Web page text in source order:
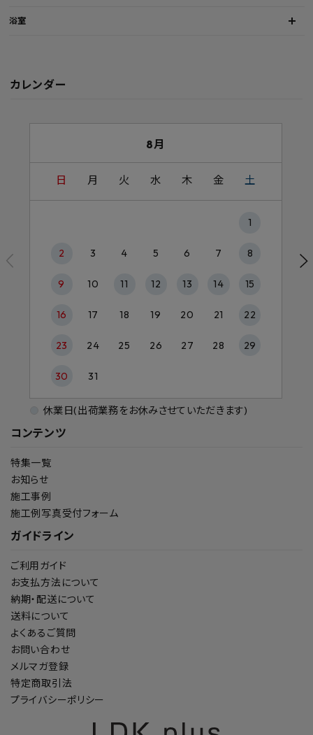
浴室
コンテンツ
特集一覧
お知らせ
施工事例
施工例写真受付フォーム
ガイドライン
ご利用ガイド
お支払方法について
納期・配送について
送料について
よくあるご質問
お問い合わせ
メルマガ登録
特定商取引法
プライバシーポリシー
カレンダー
8月
日 月 火 水 木 金 土
1
2 3 4 5 6 7 8
9 10 11 12 13 14 15
16 17 18 19 20 21 22
23 24 25 26 27 28 29
30 31
休業日(出荷業務をお休みさせていただきます)